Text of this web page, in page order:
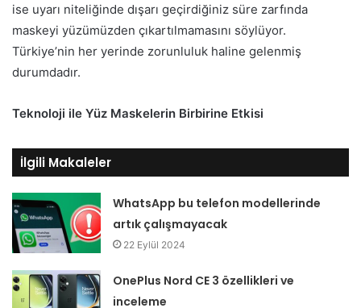
ise uyarı niteliğinde dışarı geçirdiğiniz süre zarfında
maskeyi yüzümüzden çıkartılmamasını söylüyor.
Türkiye’nin her yerinde zorunluluk haline gelenmiş
durumdadır.
Teknoloji ile Yüz Maskelerin Birbirine Etkisi
İlgili Makaleler
WhatsApp bu telefon modellerinde
artık çalışmayacak
22 Eylül 2024
OnePlus Nord CE 3 özellikleri ve
inceleme